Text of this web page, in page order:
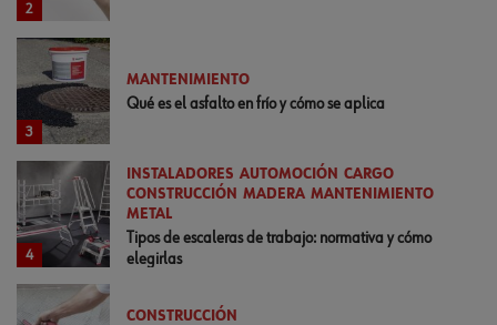
2
3
MANTENIMIENTO
Qué es el asfalto en frío y cómo se aplica
4
INSTALADORES AUTOMOCIÓN
CARGO
CONSTRUCCIÓN
MADERA MANTENIMIENTO
METAL
Tipos de escaleras de trabajo: normativa y cómo
elegirlas
CONSTRUCCIÓN